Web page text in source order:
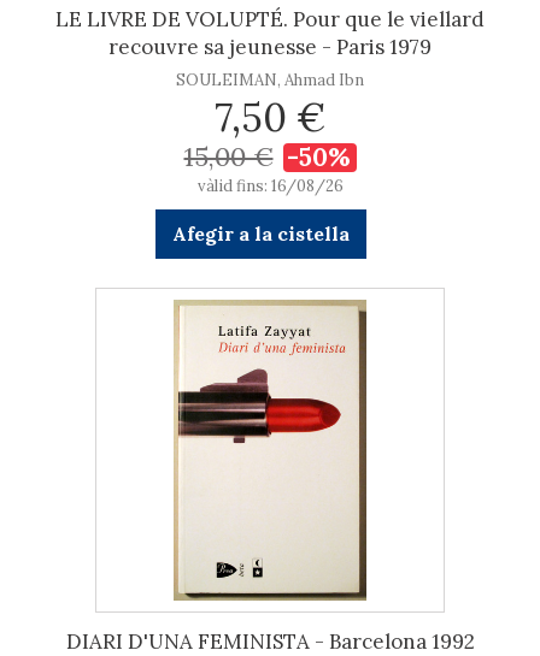
LE LIVRE DE VOLUPTÉ. Pour que le viellard
recouvre sa jeunesse - Paris 1979
SOULEIMAN, Ahmad Ibn
7,50 €
15,00 € -50%
vàlid fins: 16/08/26
Afegir a la cistella
DIARI D'UNA FEMINISTA - Barcelona 1992